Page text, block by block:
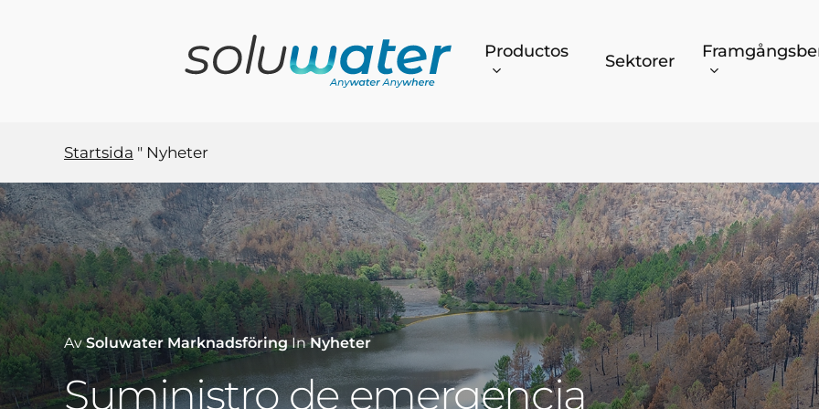
Productos Sektorer
Startsida " Nyheter
AvSoluwater MarknadsföringIn Nyheter
Suministro de emergencia